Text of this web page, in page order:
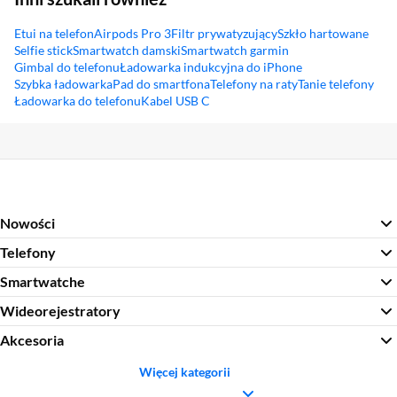
Etui na telefonAirpods Pro 3Filtr prywatyzującySzkło hartowane
Selfie stickSmartwatch damskiSmartwatch garmin
Gimbal do telefonuŁadowarka indukcyjna do iPhone
Szybka ładowarkaPad do smartfonaTelefony na ratyTanie telefony
Ładowarka do telefonuKabel USB C
Nowości
Telefony
Smartwatche
Wideorejestratory
Akcesoria
Więcej kategorii